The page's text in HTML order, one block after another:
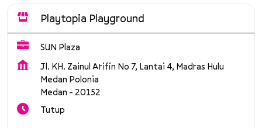
Playtopia Playground
SUN Plaza
Jl. KH. Zainul Arifin No 7, Lantai 4, Madras Hulu
Medan Polonia
Medan - 20152
Tutup